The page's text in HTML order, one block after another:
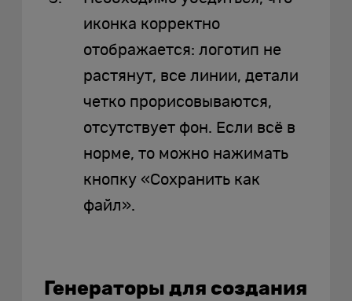
иконка корректно
отображается: логотип не
растянут, все линии, детали
четко прорисовываются,
отсутствует фон. Если всё в
норме, то можно нажимать
кнопку «Сохранить как
файл».
Генераторы для создания